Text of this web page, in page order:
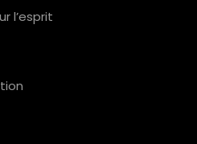
l’esprit